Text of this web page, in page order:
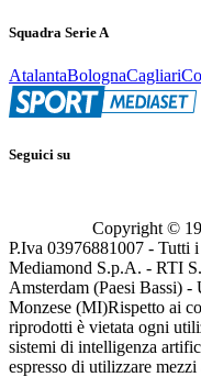
Squadra Serie A
AtalantaBolognaCagliari
Seguici su
Copyright ©
P.Iva 03976881007 - Tutti
Mediamond S.p.A. - RTI
Amsterdam (Paesi Bassi)
Monzese (MI)Rispetto ai
riprodotti è vietata ogni
sistemi di intelligenza
espresso di utilizzare